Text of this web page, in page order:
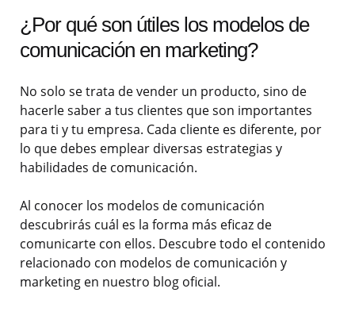
¿Por qué son útiles los modelos de
comunicación en marketing?
No solo se trata de vender un producto, sino de
hacerle saber a tus clientes que son importantes
para ti y tu empresa. Cada cliente es diferente, por
lo que debes emplear diversas estrategias y
habilidades de comunicación.
Al conocer los modelos de comunicación
descubrirás cuál es la forma más eficaz de
comunicarte con ellos. Descubre todo el contenido
relacionado con modelos de comunicación y
marketing en nuestro blog oficial.